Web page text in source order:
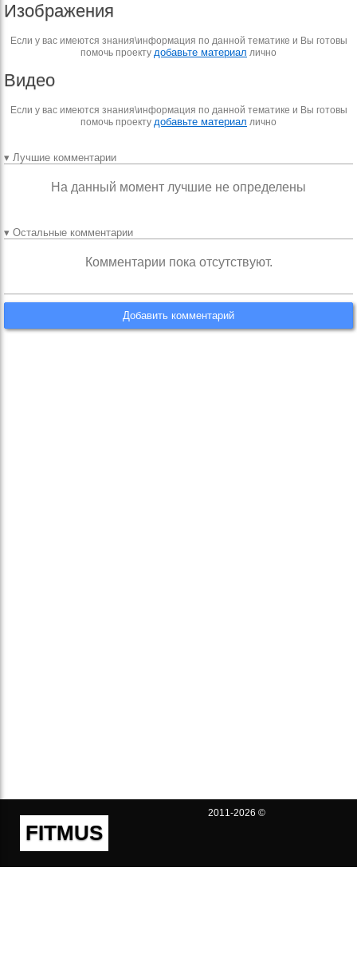
Изображения
Если у вас имеются знания\информация по данной тематике и Вы готовы
помочь проекту добавьте материал лично
Видео
Если у вас имеются знания\информация по данной тематике и Вы готовы
помочь проекту добавьте материал лично
▾ Лучшие комментарии
На данный момент лучшие не определены
▾ Остальные комментарии
Комментарии пока отсутствуют.
Добавить комментарий
FITMUS
2011-2026 ©